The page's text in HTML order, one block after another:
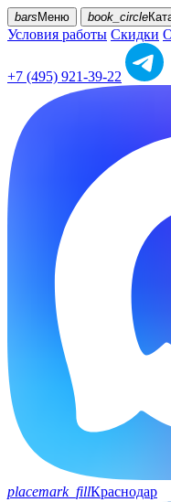
bars Меню book_circle
Условия работы Скидки
+7 (495) 921-39-22
placemark_fillКраснодар